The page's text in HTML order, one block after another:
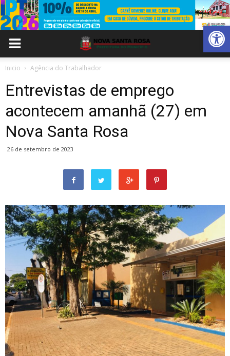
Abrir
Inicio Agência do Trabalhador
Entrevistas de emprego
acontecem amanhã (27) em
Nova Santa Rosa
26 de setembro de 2023